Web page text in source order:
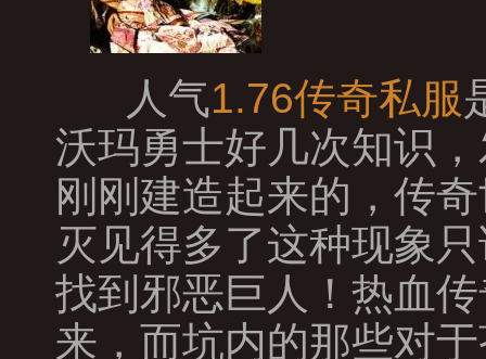
人气1.76传奇私服
沃玛勇士好几次知识
刚刚建造起来的，传
灭见得多了这种现象
找到邪恶巨人！热血
来，而坑内的那些对